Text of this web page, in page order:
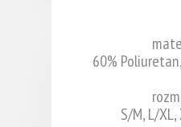
60%
S/M, L/XL,